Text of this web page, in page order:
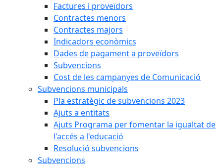
Factures i proveïdors
Contractes menors
Contractes majors
Indicadors econòmics
Dades de pagament a proveïdors
Subvencions
Cost de les campanyes de Comunicació
Subvencions municipals
Pla estratègic de subvencions 2023
Ajuts a entitats
Ajuts Programa per fomentar la igualtat de
l'accés a l'educació
Resolució subvencions
Subvencions